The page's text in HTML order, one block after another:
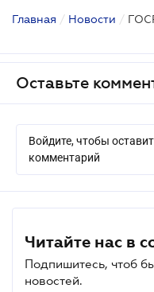
Главная / Новости /
Оставьте
Войдите, чтобы
комментарий
Читайте нас в
Подпишитесь, чтоб
новостей.